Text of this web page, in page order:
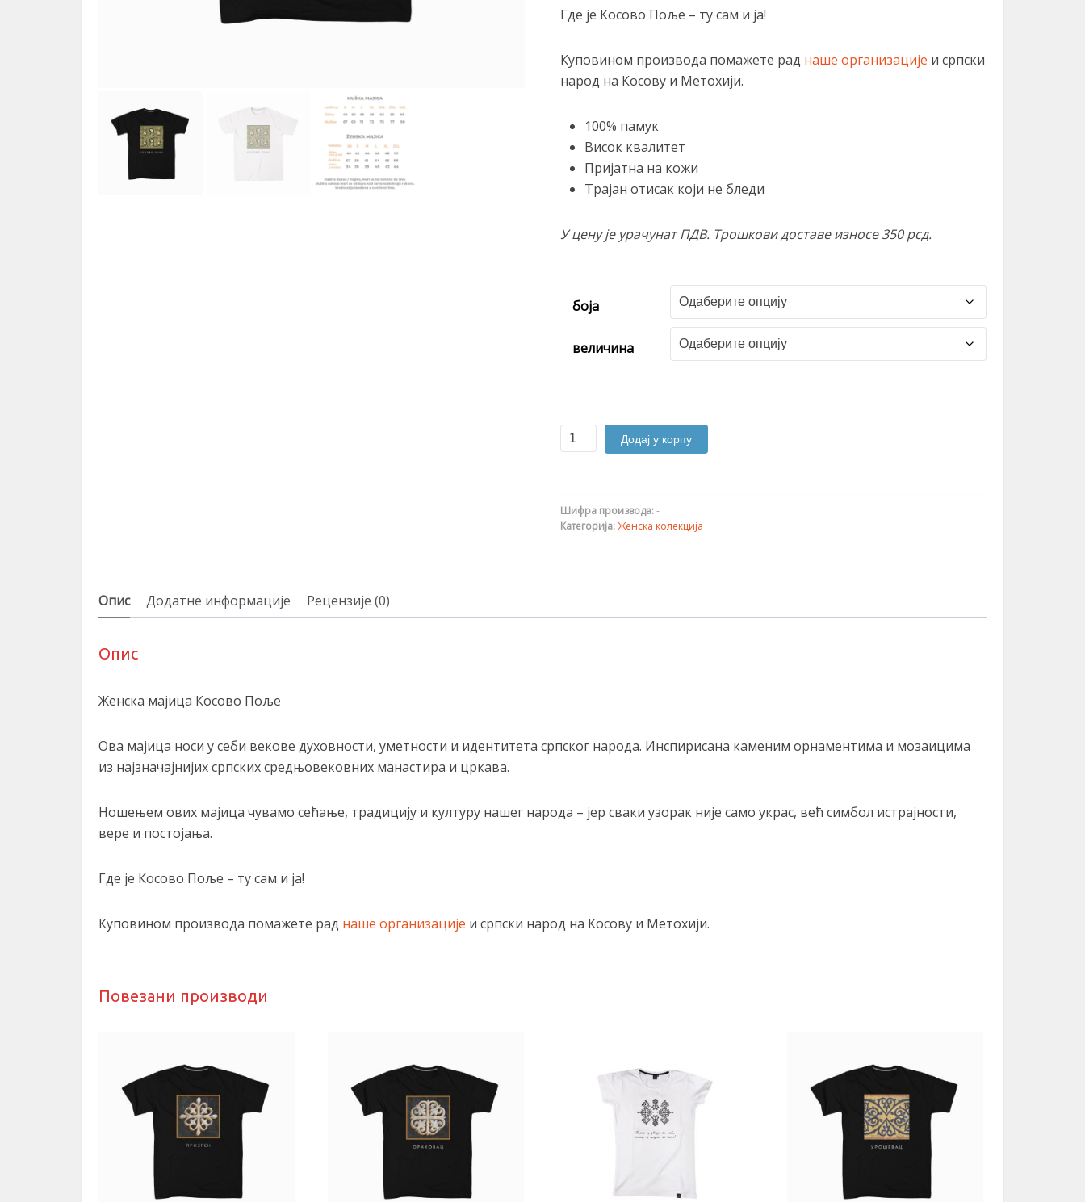
Где је Косово Поље – ту сам и ја!
Куповином производа помажете рад наше организације и српски
народ на Косову и Метохији.
100% памук
Висок квалитет
Пријатна на кожи
Трајан отисак који не бледи
У цену је урачунат ПДВ. Трошкови доставе износе 350 рсд.
боја
величина
Косово
Поље
Додај у корпу
Шифра производа:-
Категорија:Женска колекција
Опис Додатне информације Рецензије (0)
Опис
Женска мајица Косово Поље
Ова мајица носи у себи векове духовности, уметности и идентитета српског народа. Инспирисана каменим орнаментима и мозаицима
из најзначајнијих српских средњовековних манастира и цркава.
Ношењем ових мајица чувамо сећање, традицију и културу нашег народа – јер сваки узорак није само украс, већ симбол истрајности,
вере и постојања.
Где је Косово Поље – ту сам и ја!
Куповином производа помажете рад наше организације и српски народ на Косову и Метохији.
Повезани производи